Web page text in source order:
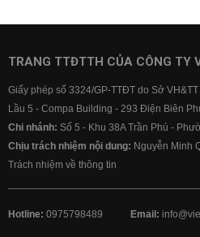
TRANG TTĐTTH CỦA CÔNG TY
Giấy phép số 3324/GP-TTĐT do Sở
Lầu 5 - Compa Building - 293 Điện Biên
Chi nhánh: Số 5 - Khu 38A Trần Phú -
Chịu trách nhiệm nội dung: Nguyễn Minh
Trách nhiệm về thông tin
Hotline: 0975798489 Email: